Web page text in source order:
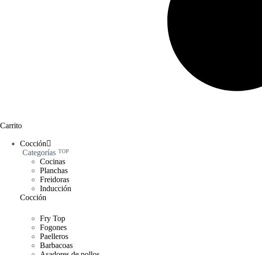
Carrito
Cocción
Categorías TOP
Cocinas
Planchas
Freidoras
Inducción
Cocción
Fry Top
Fogones
Paelleros
Barbacoas